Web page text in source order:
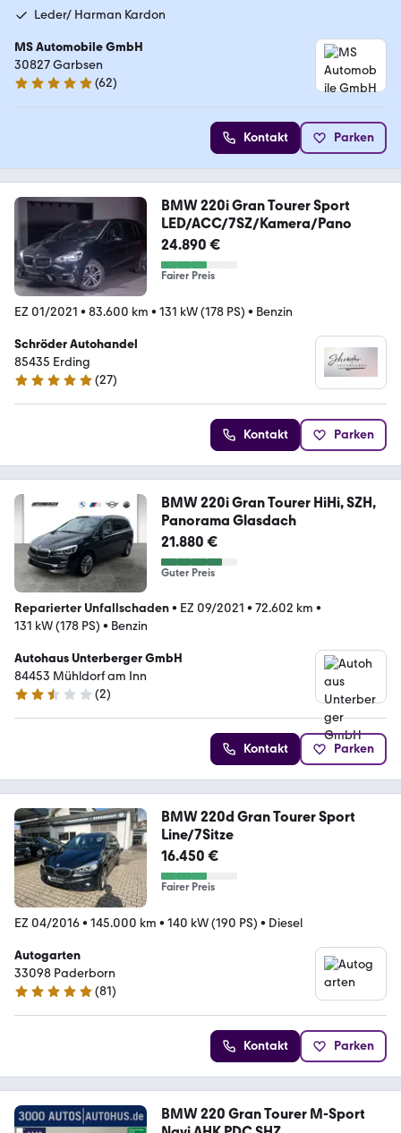
Leder/ Harman Kardon
MS Automobile GmbH
30827 Garbsen
4.9 Sterne
(62)
Kontakt Parken
BMW 220i Gran Tourer Sport
LED/ACC/7SZ/Kamera/Pano
24.890 €
Fairer Preis
EZ 01/2021 • 83.600 km • 131 kW (178 PS) • Benzin
Schröder Autohandel
85435 Erding
5 Sterne
(27)
Kontakt Parken
BMW 220i Gran Tourer HiHi, SZH,
Panorama Glasdach
21.880 €
Guter Preis
Reparierter Unfallschaden• EZ 09/2021 • 72.602 km •
131 kW (178 PS) • Benzin
Autohaus Unterberger GmbH
84453 Mühldorf am Inn
2.3 Sterne
(2)
Kontakt Parken
BMW 220d Gran Tourer Sport
Line/7Sitze
16.450 €
Fairer Preis
EZ 04/2016• 145.000 km • 140 kW (190 PS) • Diesel
Autogarten
33098 Paderborn
4.8 Sterne
(81)
Kontakt Parken
BMW 220 Gran Tourer M-Sport